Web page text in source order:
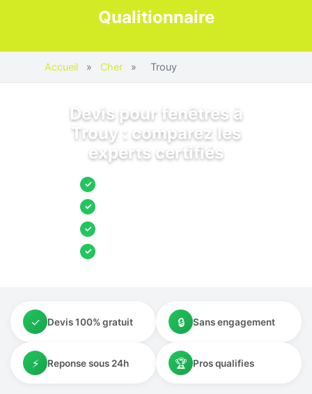
Qualitionnaire
Accueil » Cher » Trouy
Devis pour fenêtres à
Trouy : comparez les
experts certifiés
✓
✓
✓
✓
✓ Devis 100% gratuit 🔒 Sans engagement
⚡ Reponse sous 24h 🏆 Pros qualifies